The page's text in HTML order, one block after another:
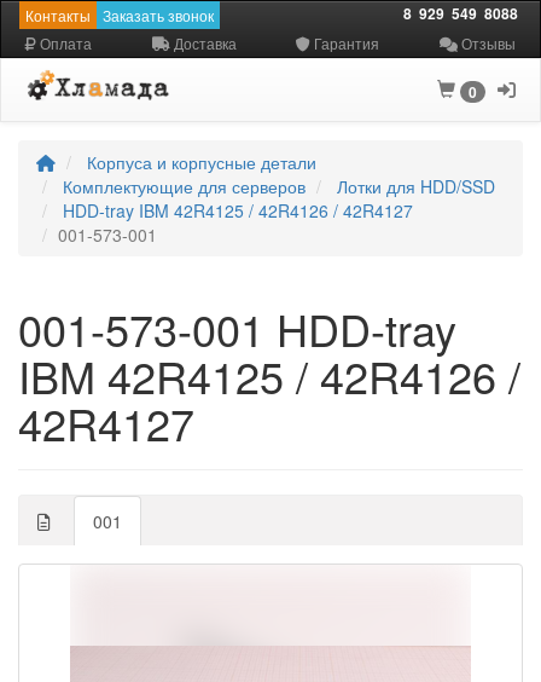
Контакты Заказать звонок 8 929 549 8088
Оплата Доставка Гарантия Отзывы
0
Корпуса и корпусные детали
Комплектующие для серверов
Лотки для HDD/SSD
HDD-tray IBM 42R4125 / 42R4126 / 42R4127
001-573-001
001-573-001 HDD-tray
IBM 42R4125 / 42R4126 /
42R4127
001